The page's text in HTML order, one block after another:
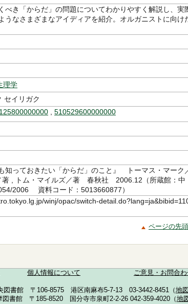
べき「からだ」の問題についてわかりやすく解説し、実
うなさまざまなアイディアを紹介。オルガニストに向け
理学
セイリガク
510529600000000
知っておきたい「からだ」のこと』 トーマス・マーク
著 , トム・マイルズ／著 春秋社 2006.12（所蔵館：中
2006 資料コード：5013660877）
winj/opac/switch-
ページの先
個人情報について ご意見・お問合
図書館 〒106-8575 港区南麻布5-7-13 03-3442-8451（地
図書館 〒185-8520 国分寺市泉町2-2-26 042-359-4020（地